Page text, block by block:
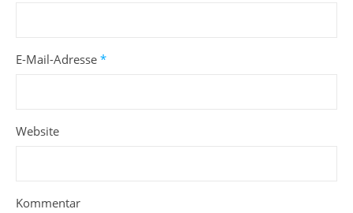
E-Mail-Adresse *
Website
Kommentar